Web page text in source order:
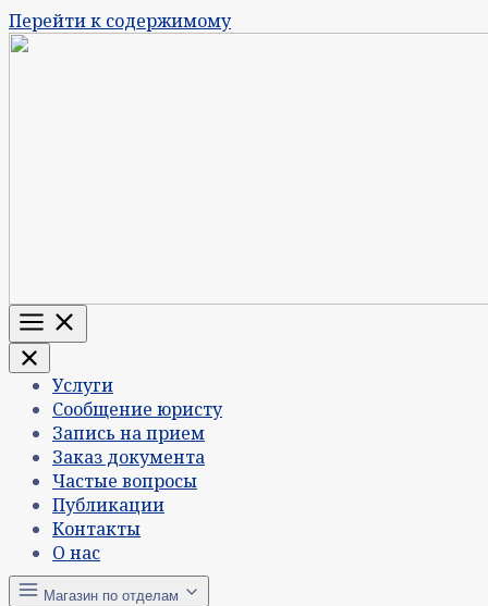
Перейти к содержимому
Меню
Услуги
Сообщение юристу
Запись на прием
Заказ документа
Частые вопросы
Публикации
Контакты
О нас
Магазин по отделам